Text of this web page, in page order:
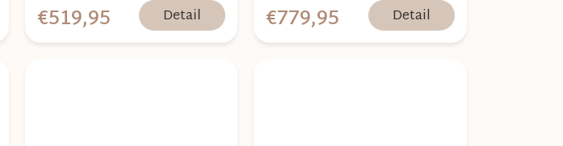
€519,95 Detail €779,95 Detail